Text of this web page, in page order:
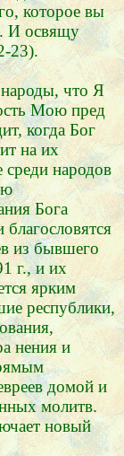
которое вы
И освящу
23).
народы, что Я
Мою пред
когда Бог
на их
народов
Бога
из бывшего
г., и их
ярким
республики,
нения и
домой и
молитв.
новый